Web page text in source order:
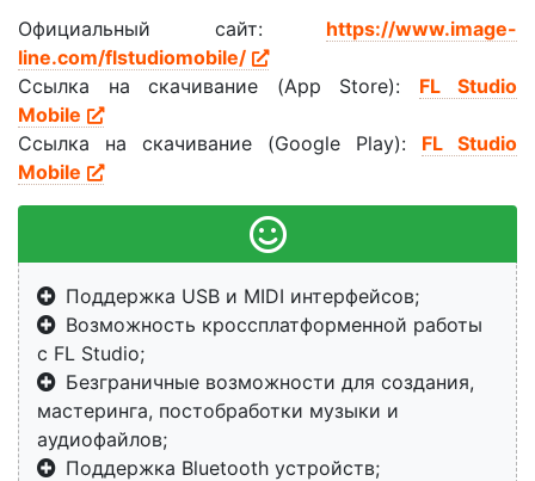
Официальный сайт: https://www.image-
line.com/flstudiomobile/
Ссылка на скачивание (App Store): FL Studio
Mobile
Ссылка на скачивание (Google Play): FL Studio
Mobile
Поддержка USB и MIDI интерфейсов;
Возможность кроссплатформенной работы
с FL Studio;
Безграничные возможности для создания,
мастеринга, постобработки музыки и
аудиофайлов;
Поддержка Bluetooth устройств;